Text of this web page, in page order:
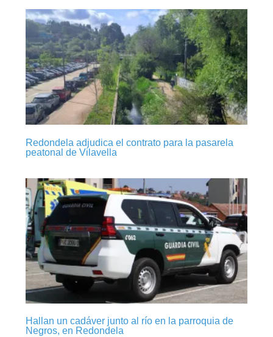
Redondela adjudica el contrato para la pasarela
peatonal de Vilavella
Hallan un cadáver junto al río en la parroquia de
Negros, en Redondela